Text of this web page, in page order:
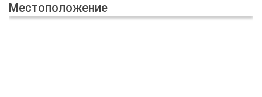
Местоположение